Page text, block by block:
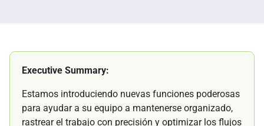
Executive Summary:
Estamos introduciendo nuevas funciones poderosas
para ayudar a su equipo a mantenerse organizado,
rastrear el trabajo con precisión y optimizar los flujos